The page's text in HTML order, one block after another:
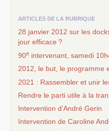
ARTICLES DE LA RUBRIQUE
28 janvier 2012 sur les
jour efficace ?
90e intervenant, samedi
2012, le but, le programme
2021 : Rassembler et unir
Rendre le parti utile à la
Intervention d’André Gerin
Intervention de Caroline